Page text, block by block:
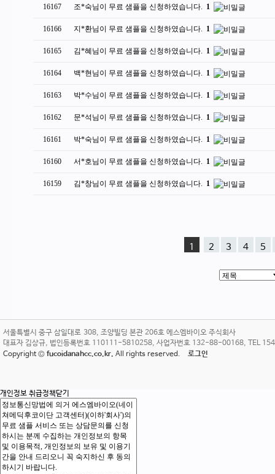
16167 조*숙님이 무료 샘플을 신청하였습니다. 1
16166 지*환님이 무료 샘플을 신청하였습니다. 1
16165 김*혜님이 무료 샘플을 신청하였습니다. 1
16164 백*현님이 무료 샘플을 신청하였습니다. 1
16163 박*수님이 무료 샘플을 신청하였습니다. 1
16162 문*석님이 무료 샘플을 신청하였습니다. 1
16161 박*숙님이 무료 샘플을 신청하였습니다. 1
16160 서*호님이 무료 샘플을 신청하였습니다. 1
16159 김*창님이 무료 샘플을 신청하였습니다. 1
1 2 3 4 5
서울특별시 중구 삼일대로 308, 조양빌딩 본관 206호 에스엠바이오 주식회사
대표자 김상규, 법인등록번호 110111-5810258, 사업자번호 132-88-00168, TEL
Copyright © fucoidanahcc.co.kr. All rights reserved. 로그인
개인정보 취급정책닫기